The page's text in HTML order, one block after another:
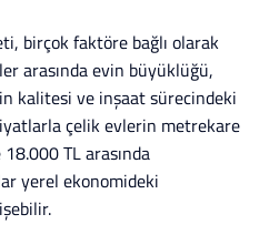
birçok faktöre bağlı olarak
arasında evin büyüklüğü,
kalitesi ve inşaat sürecindeki
çelik evlerin metrekare
TL arasında
yerel ekonomideki